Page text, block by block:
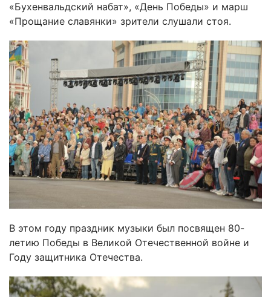
«Бухенвальдский набат», «День Победы» и марш
«Прощание славянки» зрители слушали стоя.
В этом году праздник музыки был посвящен 80-
летию Победы в Великой Отечественной войне и
Году защитника Отечества.